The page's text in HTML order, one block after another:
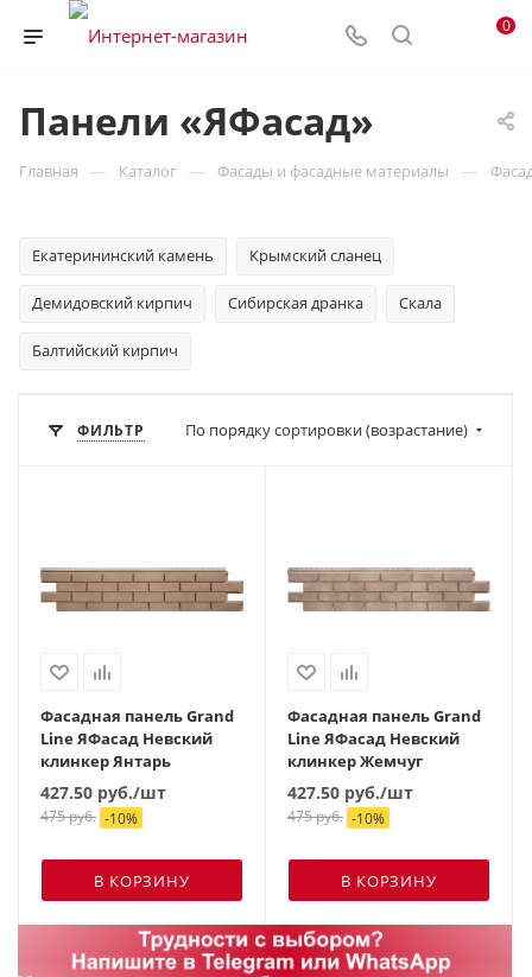
0
Панели «ЯФасад»
Главная — Каталог — Фасады и фасадные материалы —
Екатерининский камень Крымский сланец
Демидовский кирпич Сибирская дранка Скала
Балтийский кирпич
ФИЛЬТР По порядку сортировки (возрастание)
Фасадная панель Grand
Line ЯФасад Невский
клинкер Янтарь
427.50 руб./шт
475руб. -10%
В КОРЗИНУ
Фасадная панель Grand
Line ЯФасад Невский
клинкер Жемчуг
427.50 руб./шт
475руб. -10%
В КОРЗИНУ